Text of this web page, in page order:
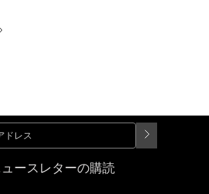
ースレターの購読